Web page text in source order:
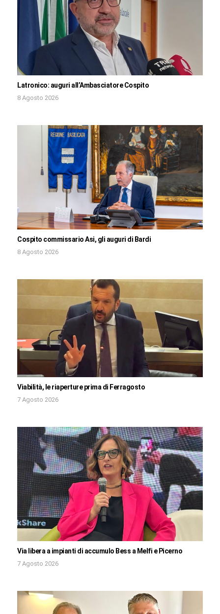
Latronico: auguri all’Ambasciatore Cospito
8 Agosto 2026
Cospito commissario Asi, gli auguri di Bardi
8 Agosto 2026
Viabilità, le riaperture prima di Ferragosto
7 Agosto 2026
Via libera a impianti di accumulo Bess a Melfi e Picerno
7 Agosto 2026